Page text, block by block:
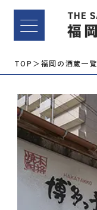
TOP ＞福岡の酒蔵一覧